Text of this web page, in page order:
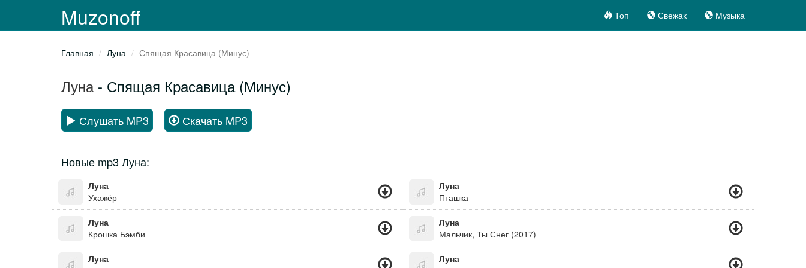
Muzonoff Топ Свежак Музыка
Главная Луна Спящая Красавица (Минус)
Луна- Спящая Красавица (Минус)
Слушать MP3 Скачать MP3
Новые mp3 Луна:
Луна
Ухажёр
Луна
Пташка
Луна
Крошка Бэмби
Луна
Мальчик, Ты Снег (2017)
Луна
Луна